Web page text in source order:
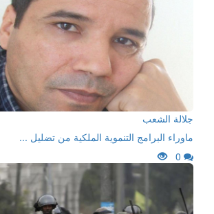
جلالة الشعب
ماوراء البرامج التنموية الملكية من تضليل ...